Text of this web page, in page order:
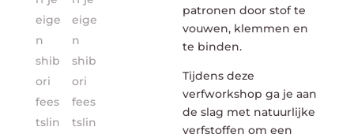
patronen door stof te
vouwen, klemmen en
te binden.
Tijdens deze
verfworkshop ga je aan
de slag met natuurlijke
verfstoffen om een